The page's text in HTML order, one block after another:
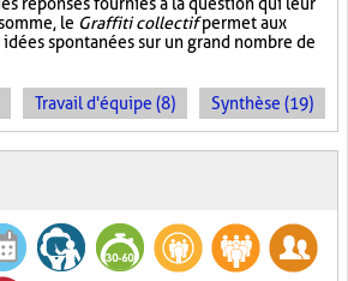
le Graffiti collectifpermet aux
spontanées sur un grand nombre de
Travail d'équipe (8) Synthèse (19)